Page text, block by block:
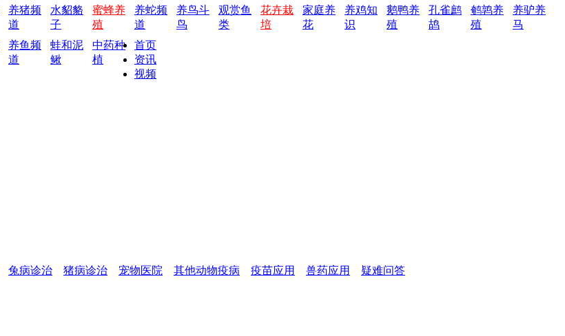
养猪频
道
水貂貉
子
蜜蜂养
殖
养蛇频
道
养鸟斗
鸟
观赏鱼
类
花卉栽
培
家庭养
花
养鸡知
识
鹅鸭养
殖
孔雀鹧
鸪
鹌鹑养
殖
养驴养
马
养鱼频
道
蛙和泥
鳅
中药种
植
首页
资讯
视频
兔病诊治 猪病诊治 宠物医院 其他动物疫病 疫苗应用 兽药应用 疑难问答